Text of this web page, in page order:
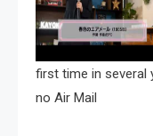
first time in several
no Air Mail